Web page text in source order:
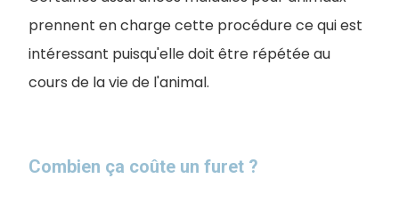
prennent en charge cette procédure ce qui est
intéressant puisqu'elle doit être répétée au
cours de la vie de l'animal.
Combien ça coûte un furet ?